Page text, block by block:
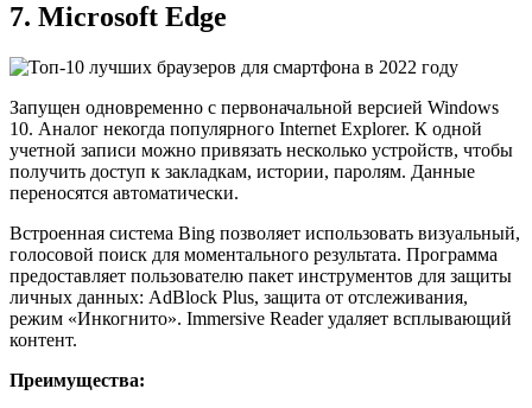
7. Microsoft Edge
Запущен одновременно с первоначальной версией Windows
10. Аналог некогда популярного Internet Explorer. К одной
учетной записи можно привязать несколько устройств, чтобы
получить доступ к закладкам, истории, паролям. Данные
переносятся автоматически.
Встроенная система Bing позволяет использовать визуальный,
голосовой поиск для моментального результата. Программа
предоставляет пользователю пакет инструментов для защиты
личных данных: AdBlock Plus, защита от отслеживания,
режим «Инкогнито». Immersive Reader удаляет всплывающий
контент.
Преимущества: